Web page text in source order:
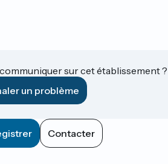
sur cet établissement ?
un problème
Contacter